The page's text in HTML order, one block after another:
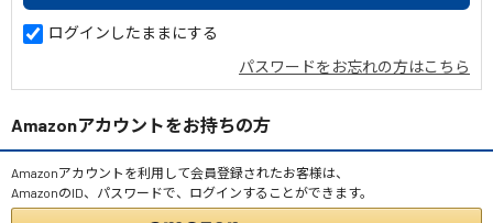
ログインしたままにする
パスワードをお忘れの方はこちら
Amazonアカウントをお持ちの方
Amazonアカウントを利用して会員登録されたお客様は、
AmazonのID、パスワードで、ログインすることができます。